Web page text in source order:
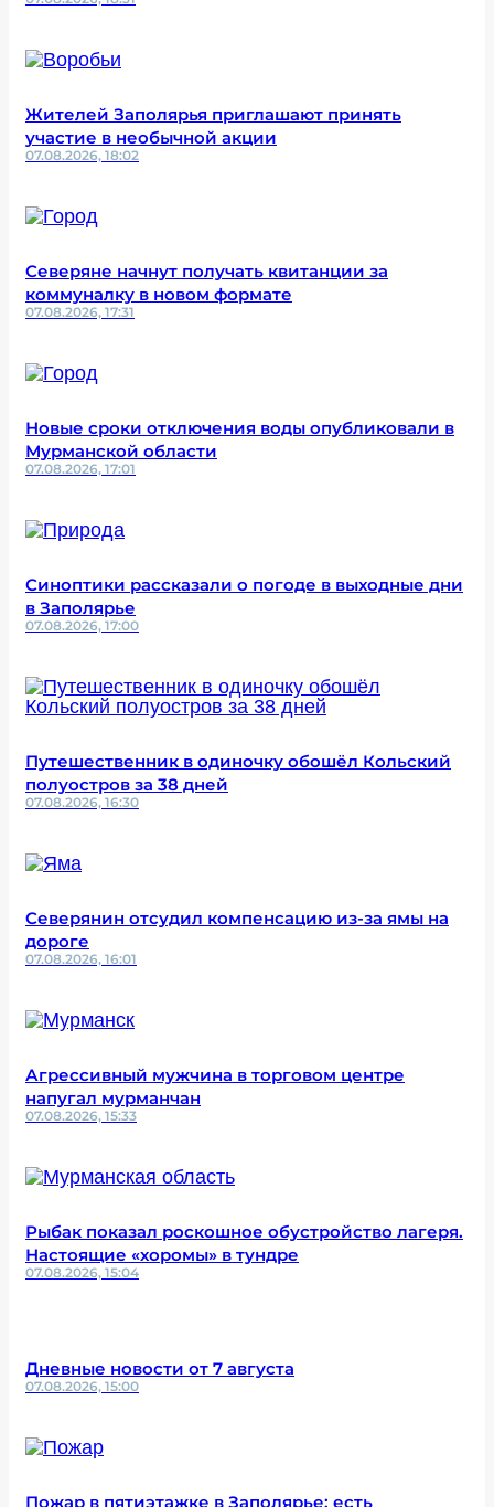
Жителей Заполярья приглашают принять
участие в необычной акции
07.08.2026, 18:02
Северяне начнут получать квитанции за
коммуналку в новом формате
07.08.2026, 17:31
Новые сроки отключения воды опубликовали в
Мурманской области
07.08.2026, 17:01
Синоптики рассказали о погоде в выходные дни
в Заполярье
07.08.2026, 17:00
Путешественник в одиночку обошёл Кольский
полуостров за 38 дней
07.08.2026, 16:30
Северянин отсудил компенсацию из-за ямы на
дороге
07.08.2026, 16:01
Агрессивный мужчина в торговом центре
напугал мурманчан
07.08.2026, 15:33
Рыбак показал роскошное обустройство лагеря.
Настоящие «хоромы» в тундре
07.08.2026, 15:04
Дневные новости от 7 августа
07.08.2026, 15:00
Пожар в пятиэтажке в Заполярье: есть